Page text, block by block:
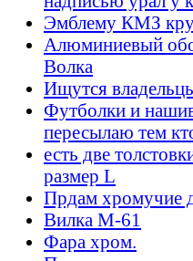
Эмблему КМЗ
Алюминиевый
Волка
Ищутся
Футболки и
пересылаю тем
есть две
размер L
Прдам хромучие
Вилка М-61
Фара хром.